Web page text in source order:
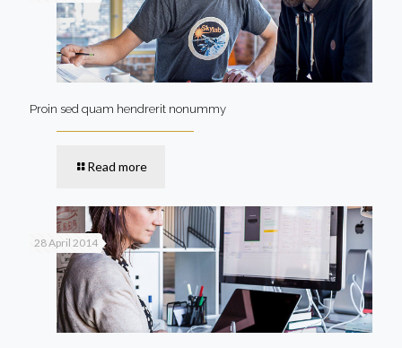
Proin sed quam hendrerit nonummy
Read more
28 April 2014